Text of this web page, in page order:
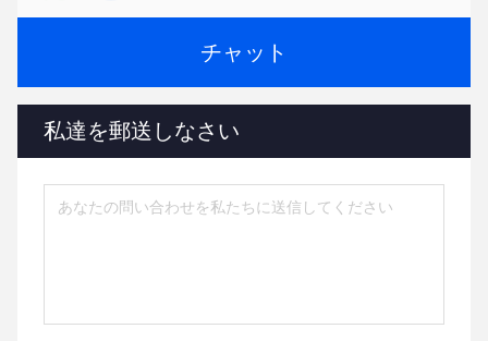
チャット
私達を郵送しなさい